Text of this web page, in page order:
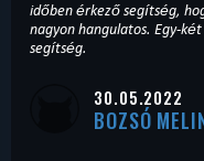
időben érkező segítség,
nagyon hangulatos. Egy-
segítség.
30.05.2022
BOZSÓ